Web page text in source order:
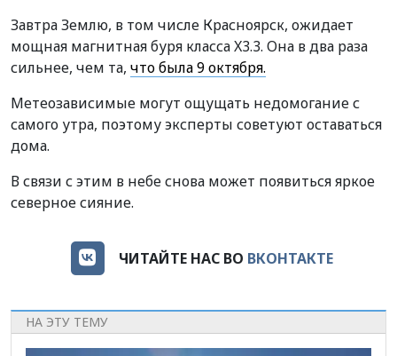
Завтра Землю, в том числе Красноярск, ожидает
мощная магнитная буря класса X3.3. Она в два раза
сильнее, чем та, что была 9 октября.
Метеозависимые могут ощущать недомогание с
самого утра, поэтому эксперты советуют оставаться
дома.
В связи с этим в небе снова может появиться яркое
северное сияние.
ЧИТАЙТЕ НАС ВО ВКОНТАКТЕ
НА ЭТУ ТЕМУ